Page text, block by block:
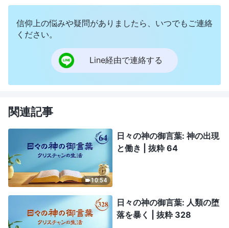
信仰上の悩みや疑問がありましたら、いつでもご連絡
ください。
Line経由で連絡する
関連記事
10:54
日々の神の御言葉: 神の出現
と働き | 抜粋 64
日々の神の御言葉: 人類の堕
落を暴く | 抜粋 328